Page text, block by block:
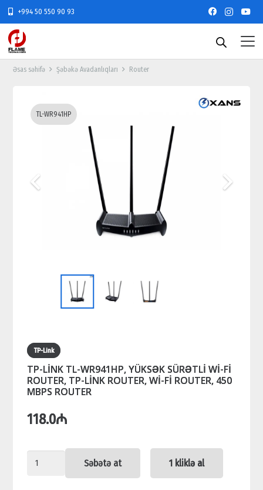
+994 50 550 90 93
Əsas səhifə Şəbəkə Avadanlıqları Router
TL-WR941HP
TP-Link
TP-LİNK TL-WR941HP, YÜKSƏK SÜRƏTLİ Wİ-Fİ
ROUTER, TP-LİNK ROUTER, Wİ-Fİ ROUTER, 450
MBPS ROUTER
118.0₼
TP-
Səbətə at 1 kliklə al